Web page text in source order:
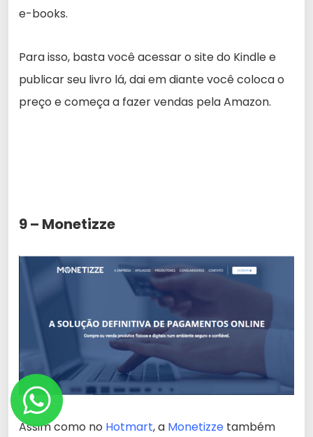
e-books.
Para isso, basta você acessar o site do Kindle e
publicar seu livro lá, dai em diante você coloca o
preço e começa a fazer vendas pela Amazon.
9 – Monetizze
Assim como no Hotmart, a Monetizze também